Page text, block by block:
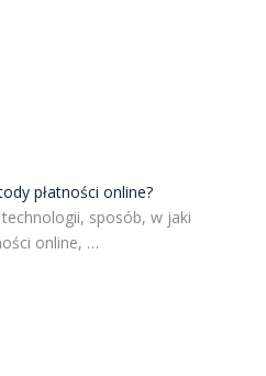
płatności online?
sposób, w jaki
online, …